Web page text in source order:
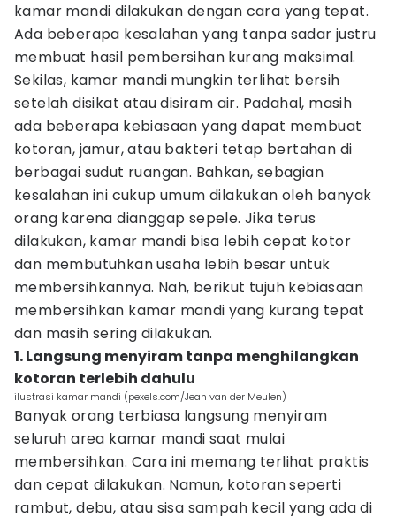
kamar mandi dilakukan dengan cara yang tepat.
Ada beberapa kesalahan yang tanpa sadar justru
membuat hasil pembersihan kurang maksimal.
Sekilas, kamar mandi mungkin terlihat bersih
setelah disikat atau disiram air. Padahal, masih
ada beberapa kebiasaan yang dapat membuat
kotoran, jamur, atau bakteri tetap bertahan di
berbagai sudut ruangan. Bahkan, sebagian
kesalahan ini cukup umum dilakukan oleh banyak
orang karena dianggap sepele. Jika terus
dilakukan, kamar mandi bisa lebih cepat kotor
dan membutuhkan usaha lebih besar untuk
membersihkannya. Nah, berikut tujuh kebiasaan
membersihkan kamar mandi yang kurang tepat
dan masih sering dilakukan.
1. Langsung menyiram tanpa menghilangkan
kotoran terlebih dahulu
ilustrasi kamar mandi (pexels.com/Jean van der Meulen)
Banyak orang terbiasa langsung menyiram
seluruh area kamar mandi saat mulai
membersihkan. Cara ini memang terlihat praktis
dan cepat dilakukan. Namun, kotoran seperti
rambut, debu, atau sisa sampah kecil yang ada di